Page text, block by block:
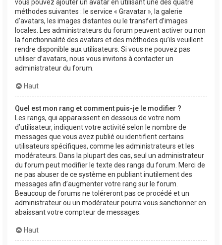
vous pouvez ajouter un avatar en utilisant une des quatre
méthodes suivantes : le service « Gravatar », la galerie
d’avatars, les images distantes ou le transfert d’images
locales. Les administrateurs du forum peuvent activer ou non
la fonctionnalité des avatars et des méthodes qu’ils veuillent
rendre disponible aux utilisateurs. Si vous ne pouvez pas
utiliser d’avatars, nous vous invitons à contacter un
administrateur du forum.
Haut
Quel est mon rang et comment puis-je le modifier ?
Les rangs, qui apparaissent en dessous de votre nom
d’utilisateur, indiquent votre activité selon le nombre de
messages que vous avez publié ou identifient certains
utilisateurs spécifiques, comme les administrateurs et les
modérateurs. Dans la plupart des cas, seul un administrateur
du forum peut modifier le texte des rangs du forum. Merci de
ne pas abuser de ce système en publiant inutilement des
messages afin d’augmenter votre rang sur le forum.
Beaucoup de forums ne toléreront pas ce procédé et un
administrateur ou un modérateur pourra vous sanctionner en
abaissant votre compteur de messages.
Haut